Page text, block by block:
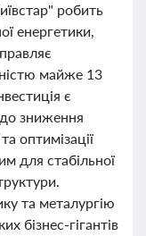
робить
енергетики,
майже 13
є
зниження
оптимізації
для стабільної
та металургію
бізнес-гігантів